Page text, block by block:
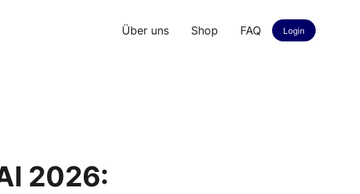
Über uns Shop FAQ Login
2026: